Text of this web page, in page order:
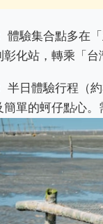
體驗集合點多在
化站，轉乘「台
半日體驗行程（
單的蚵仔點心。